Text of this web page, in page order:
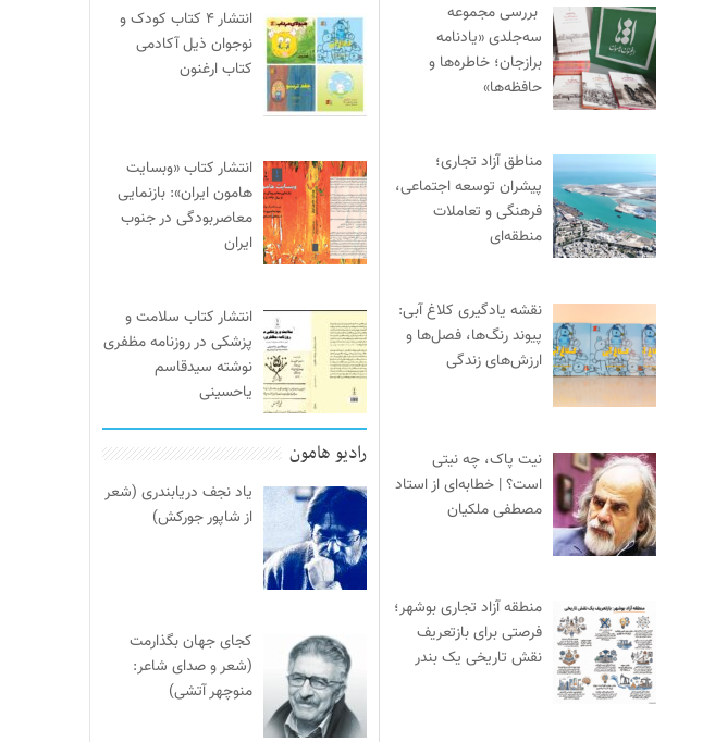
انتشار ۴ کتاب کودک و
نوجوان ذیل آکادمی
کتاب ارغنون
انتشار کتاب «وبسایت
هامون ایران»: بازنمایی
معاصربودگی در جنوب
ایران
انتشار کتاب سلامت و
پزشکی در روزنامه مظفری
نوشته سیدقاسم
یاحسینی
رادیو هامون
یاد نجف دریابندری (شعر
از شاپور جورکش)
کجای جهان بگذارمت
(شعر و صدای شاعر:
منوچهر آتشی)
بررسی مجموعه
سه‌جلدی «یادنامه
برازجان؛ خاطره‌ها و
حافظه‌ها»
مناطق آزاد تجاری؛
پیشران توسعه اجتماعی،
فرهنگی و تعاملات
منطقه‌ای
نقشه یادگیری کلاغ آبی:
پیوند رنگ‌ها، فصل‌ها و
ارزش‌های زندگی
نیت پاک، چه نیتی
است؟ | خطابه‌ای از استاد
مصطفی ملکیان
منطقه آزاد تجاری بوشهر؛
فرصتی برای بازتعریف
نقش تاریخی یک بندر